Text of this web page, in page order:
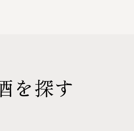
を探す